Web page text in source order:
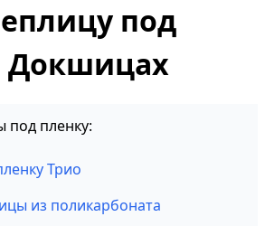
под
Докшицах
под пленку:
Трио
из поликарбоната